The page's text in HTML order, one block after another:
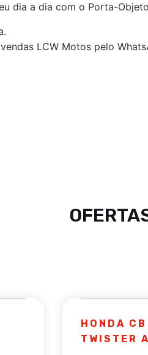
dia a dia com o Porta-
LCW Motos pelo
HONDA
TWISTER